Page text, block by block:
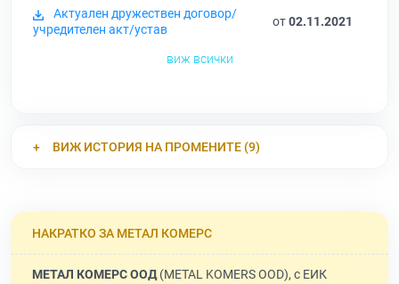
Актуален дружествен договор/
учредителен акт/устав
от02.11.2021
виж всички
ВИЖ ИСТОРИЯ НА ПРОМЕНИТЕ (9)
НАКРАТКО ЗА МЕТАЛ КОМЕРС
МЕТАЛ КОМЕРС ООД(METAL KOMERS OOD), с ЕИК